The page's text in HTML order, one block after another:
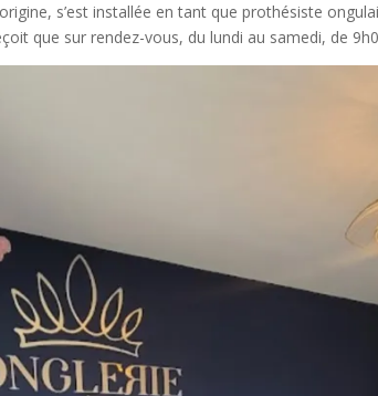
s’est installée en tant que prothésiste
que sur rendez-vous, du lundi au samedi, de